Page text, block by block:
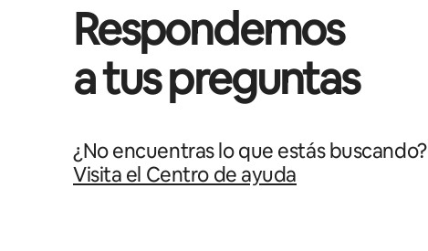
Respondemos
a tus preguntas
¿No encuentras lo que estás buscando?
Visita el Centro de ayuda